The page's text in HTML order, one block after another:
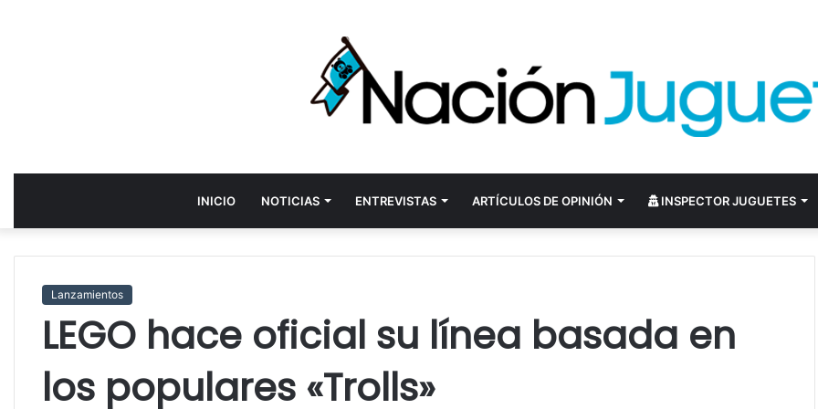
INICIO NOTICIAS ENTREVISTAS ARTÍCULOS DE OPINIÓN INSPECTOR JUGUETES
Lanzamientos
LEGO hace oficial su línea basada en
los populares «Trolls»